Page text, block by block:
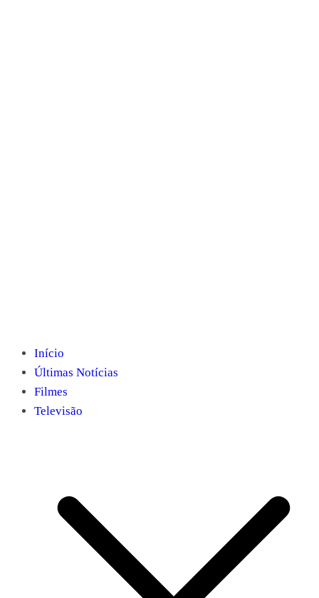
Início
Últimas Notícias
Filmes
Televisão